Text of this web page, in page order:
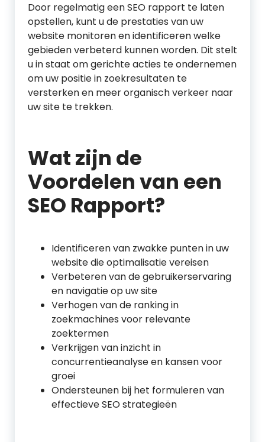
Door regelmatig een SEO rapport te laten
opstellen, kunt u de prestaties van uw
website monitoren en identificeren welke
gebieden verbeterd kunnen worden. Dit stelt
u in staat om gerichte acties te ondernemen
om uw positie in zoekresultaten te
versterken en meer organisch verkeer naar
uw site te trekken.
Wat zijn de
Voordelen van een
SEO Rapport?
Identificeren van zwakke punten in uw
website die optimalisatie vereisen
Verbeteren van de gebruikerservaring
en navigatie op uw site
Verhogen van de ranking in
zoekmachines voor relevante
zoektermen
Verkrijgen van inzicht in
concurrentieanalyse en kansen voor
groei
Ondersteunen bij het formuleren van
effectieve SEO strategieën